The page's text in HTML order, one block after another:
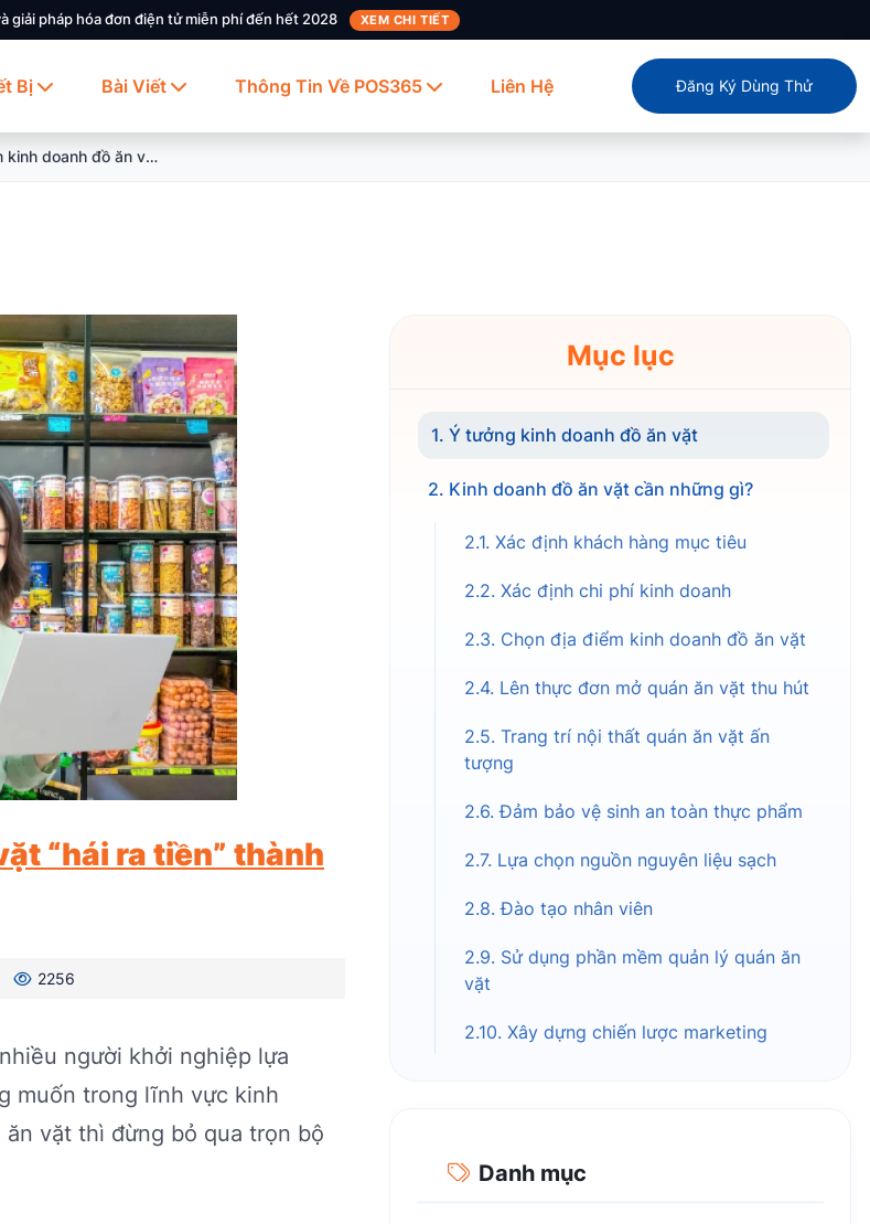
giải pháp hóa đơn điện tử miễn phí đến hết 2028 XEM CHI TIẾT
Bị Bài Viết Thông Tin Về POS365 Liên Hệ Đăng Ký Dùng Thử
Trọn bộ kinh nghiệm kinh doanh đồ ăn vặt “hái ra tiền” thành công
“hái ra tiền” thành
2256
người khởi nghiệp lựa
muốn trong lĩnh vực kinh
vặt thì đừng bỏ qua trọn bộ
Mục lục
1. Ý tưởng kinh doanh đồ ăn vặt
2. Kinh doanh đồ ăn vặt cần những gì?
2.1. Xác định khách hàng mục tiêu
2.2. Xác định chi phí kinh doanh
2.3. Chọn địa điểm kinh doanh đồ ăn vặt
2.4. Lên thực đơn mở quán ăn vặt thu hút
2.5. Trang trí nội thất quán ăn vặt ấn
tượng
2.6. Đảm bảo vệ sinh an toàn thực phẩm
2.7. Lựa chọn nguồn nguyên liệu sạch
2.8. Đào tạo nhân viên
2.9. Sử dụng phần mềm quản lý quán ăn
vặt
2.10. Xây dựng chiến lược marketing
Danh mục